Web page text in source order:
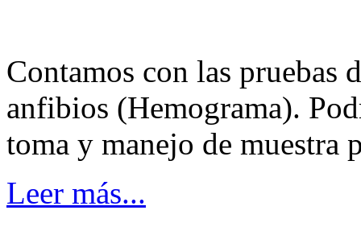
Contamos con las pruebas
anfibios (Hemograma).
toma y manejo de muestra
Leer más...